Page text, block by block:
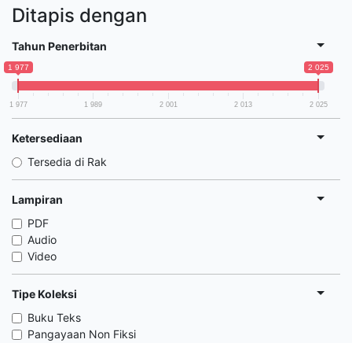
Ditapis dengan
Tahun Penerbitan
1 977 2 025
1 977 1 989 2 001 2 013 2 025
Ketersediaan
Tersedia di Rak
Lampiran
PDF
Audio
Video
Tipe Koleksi
Buku Teks
Pangayaan Non Fiksi